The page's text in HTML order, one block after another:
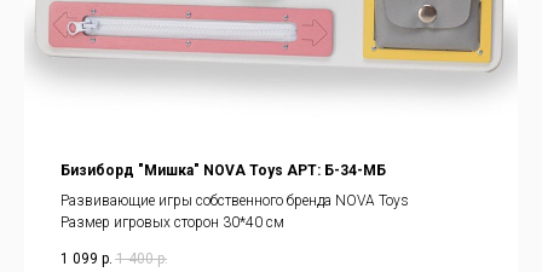
Бизиборд "Мишка" NOVA Toys АРТ: Б-34-МБ
Развивающие игры собственного бренда NOVA Toys
Размер игровых сторон 30*40 см
1 099 р. 1 400 р.